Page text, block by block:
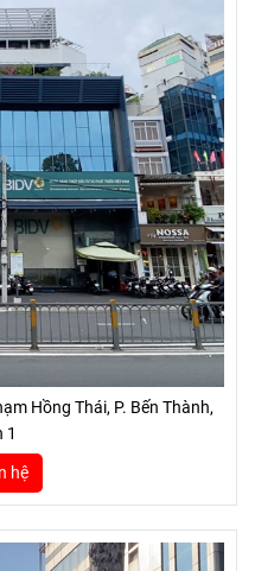
Hồng Thái, P. Bến Thành,
1
hệ